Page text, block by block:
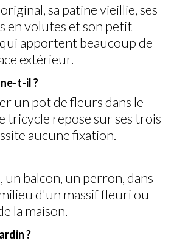
sa patine vieillie, ses
en volutes et son petit
apportent beaucoup de
extérieur.
t-il ?
un pot de fleurs dans le
tricycle repose sur ses trois
aucune fixation.
un balcon, un perron, dans
d'un massif fleuri ou
la maison.
?